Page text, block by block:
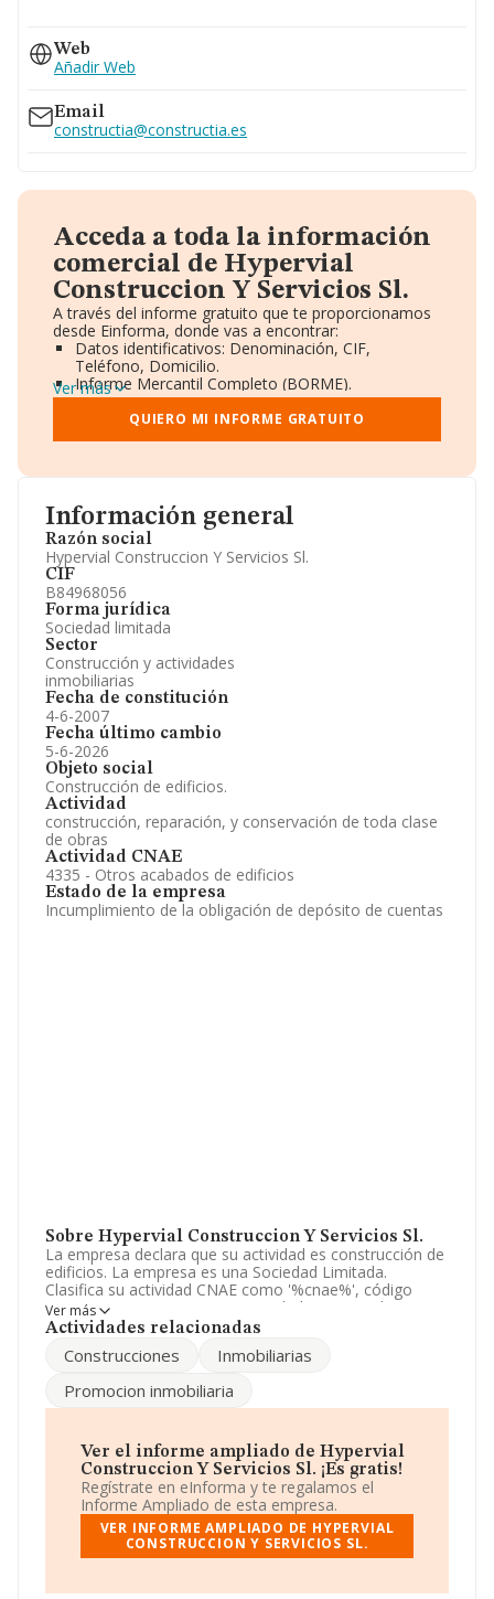
Información general
Razón social
Hypervial Construccion Y Servicios Sl.
CIF
B84968056
Forma jurídica
Sociedad limitada
Sector
Construcción y actividades
inmobiliarias
Fecha de constitución
4-6-2007
Fecha último cambio
5-6-2026
Objeto social
Construcción de edificios.
Actividad
construcción, reparación, y conservación de toda clase
de obras
Actividad CNAE
4335 - Otros acabados de edificios
Estado de la empresa
Incumplimiento de la obligación de depósito de cuentas
Sobre Hypervial Construccion Y Servicios Sl.
La empresa declara que su actividad es construcción de
edificios. La empresa es una Sociedad Limitada.
Clasifica su actividad CNAE como '%cnae%', código
4335. La empresa no tiene actividad en mercados
exteriores.
La plantilla ha crecido un 150% y según las cifras
de empleados ha estado por encima de la media de
sector.
Para más información es posible contactar a través del
teléfono 918080803 y el correo electrónico es
constructia@constructia.es.
La sociedadHypervial Construcción y Servicios S.L
con NIF B84968056, tiene su domicilio social
establecido en Calle Peña Huevera núm. 1, (28391), en
Ver más
Actividades relacionadas
Construcciones
Inmobiliarias
Promocion inmobiliaria
Ver el informe ampliado de Hypervial
Construccion Y Servicios Sl. ¡Es gratis!
Regístrate en eInforma y te regalamos el
Informe Ampliado de esta empresa.
VER INFORME AMPLIADO DE HYPERVIAL
CONSTRUCCION Y SERVICIOS SL.
662...
Ver teléfono 662...
Web
Añadir Web
Email
constructia@constructia.es
Acceda a toda la información
comercial de Hypervial
Construccion Y Servicios Sl.
A través del informe gratuito que te proporcionamos
desde Einforma, donde vas a encontrar:
Datos identificativos: Denominación, CIF,
Teléfono, Domicilio.
Informe Mercantil Completo (BORME).
Gráficos de Evolución Ventas y Empleados.
Consejo de Administración y Administradores.
Directivos y Ejecutivos.
Información oficial y registral complementaria.
Ver más
QUIERO MI INFORME GRATUITO